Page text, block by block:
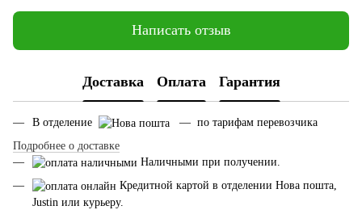
Написать отзыв
Доставка Оплата Гарантия
В отделение
— по тарифам перевозчика
Подробнее о доставке
Наличными при получении.
Кредитной картой в отделении Нова пошта,
Justin или курьеру.